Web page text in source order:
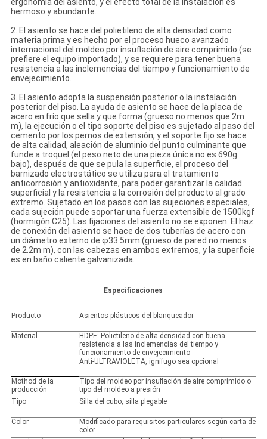
ergonomía del asiento, y el efecto total de la instalación es
hermoso y abundante.
2. El asiento se hace del polietileno de alta densidad como
materia prima y es hecho por el proceso hueco avanzado
internacional del moldeo por insuflación de aire comprimido (se
prefiere el equipo importado), y se requiere para tener buena
resistencia a las inclemencias del tiempo y funcionamiento de
envejecimiento.
3. El asiento adopta la suspensión posterior o la instalación
posterior del piso. La ayuda de asiento se hace de la placa de
acero en frío que sella y que forma (grueso no menos que 2m
m), la ejecución o el tipo soporte del piso es sujetado al paso del
cemento por los pernos de extensión, y el soporte fijo se hace
de alta calidad, aleación de aluminio del punto culminante que
funde a troquel (el peso neto de una pieza única no es 690g
bajo), después de que se pula la superficie, el proceso del
barnizado electrostático se utiliza para el tratamiento
anticorrosión y antioxidante, para poder garantizar la calidad
superficial y la resistencia a la corrosión del producto al grado
extremo. Sujetado en los pasos con las sujeciones especiales,
cada sujeción puede soportar una fuerza extensible de 1500kgf
(hormigón C25). Las fijaciones del asiento no se exponen. El haz
de conexión del asiento se hace de dos tuberías de acero con
un diámetro externo de φ33.5mm (grueso de pared no menos
de 2.2m m), con las cabezas en ambos extremos, y la superficie
es en baño caliente galvanizada.
Especificaciones
Producto Asientos plásticos del blanqueador
Material
HDPE: Polietileno de alta densidad con buena
resistencia a las inclemencias del tiempo y
funcionamiento de envejecimiento
Anti-ULTRAVIOLETA, ignífugo sea opcional
Mothod de la
producción
Tipo del moldeo por insuflación de aire comprimido o
tipo del moldeo a presión
Tipo
Silla del cubo, silla plegable
Color
Modificado para requisitos particulares según carta de
color